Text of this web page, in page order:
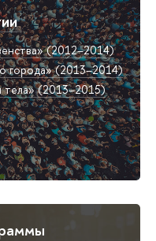
(2012–2014)
города» (2013–2014)
тела» (2013–2015)